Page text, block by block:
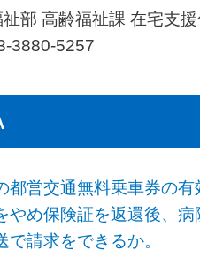
部 高齢福祉課 在宅支援
5257
都営交通無料乗車券の
やめ保険証を返還後、
で請求をできるか。